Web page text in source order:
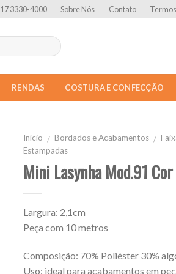
17 3330-4000 Sobre Nós Contato
RENDAS COSTURA E CONFECÇÃO
Início / Bordados e Acabamentos /
Estampadas
Mini Lasynha Mod.91
Largura: 2,1cm
Peça com 10 metros
Composição: 70% Poliéster 30%
Uso: ideal para acabamentos em